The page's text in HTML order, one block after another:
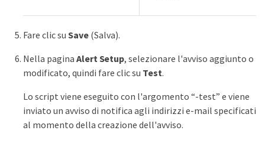
Fare clic su Save(Salva).
Nella pagina Alert Setup, selezionare l'avviso aggiunto o
modificato, quindi fare clic su Test.
Lo script viene eseguito con l'argomento “-test” e viene
inviato un avviso di notifica agli indirizzi e-mail specificati
al momento della creazione dell'avviso.